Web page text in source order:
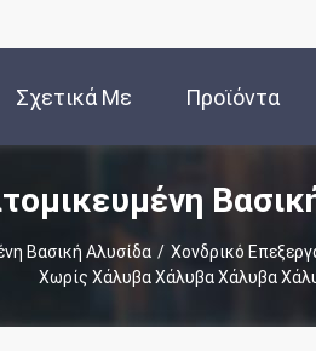
Σχετικά Με
Εμάς
Προϊόντα
Βασική Αλυσίδα / Χονδρικό
Χωρίς Χάλυβα Χάλυβα Χάλυβα